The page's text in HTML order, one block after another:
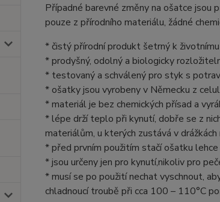
Případné barevné změny na ošatce jsou
pouze z přírodního materiálu, žádné
* čistý přírodní produkt šetrný k
* prodyšný, odolný a biologicky
* testovaný a schválený pro styk s
* ošatky jsou vyrobeny v Německu z
* materiál je bez chemických přísad a
* lépe drží teplo při kynutí, dobře se z
materiálům, u kterých zustává v
* před prvním použitím stačí ošatku
* jsou určeny jen pro kynutí,nikoliv pro
* musí se po použití nechat vyschnout,
chladnoucí troubě při cca 100 – 110°C